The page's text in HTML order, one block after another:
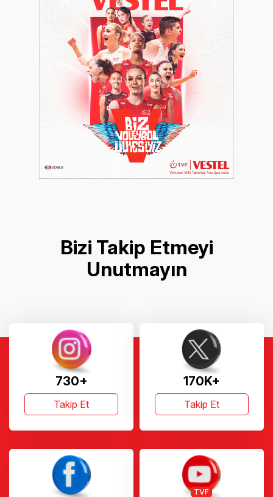
Bizi Takip Etmeyi
Unutmayın
730+
Takip Et
170K+
Takip Et
TVF